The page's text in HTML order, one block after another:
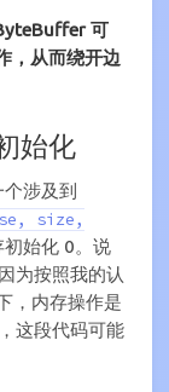
可
，从而绕开边
始化
涉及到
size,
初始化 0。说
为按照我的认
，内存操作是
这段代码可能